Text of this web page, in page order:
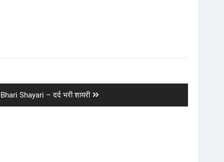
Shayari – दर्द भरी शायरी